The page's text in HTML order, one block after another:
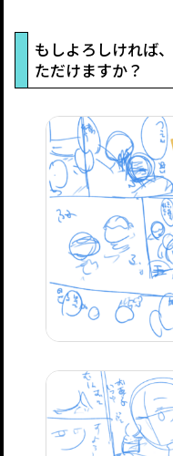
もしよろしければ
ただけますか？